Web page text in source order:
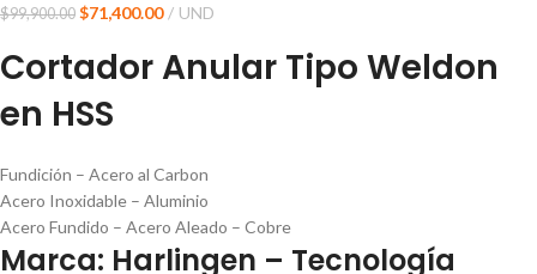
$99,900.00 $71,400.00 UND
Cortador Anular Tipo Weldon
en HSS
Fundición – Acero al Carbon
Acero Inoxidable – Aluminio
Acero Fundido – Acero Aleado – Cobre
Marca: Harlingen – Tecnología